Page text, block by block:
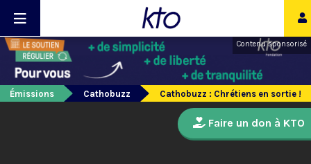
Contenu sponsorisé
Émissions Cathobuzz Cathobuzz : Chrétiens en sortie !
Faire un don à KTO